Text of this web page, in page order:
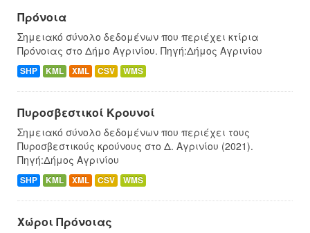
Πρόνοια
Σημειακό σύνολο δεδομένων που περιέχει κτίρια
Πρόνοιας στο Δήμο Αγρινίου. Πηγή:Δήμος Αγρινίου
SHP KML XML CSV WMS
Πυροσβεστικοί Κρουνοί
Σημειακό σύνολο δεδομένων που περιέχει τους
Πυροσβεστικούς κρούνους στο Δ. Αγρινίου (2021).
Πηγή:Δήμος Αγρινίου
SHP KML XML CSV WMS
Χώροι Πρόνοιας